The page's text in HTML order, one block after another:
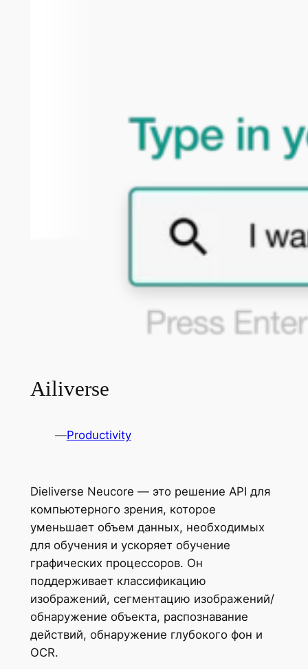
Ailiverse
—Productivity
Dieliverse Neucore — это решение API для
компьютерного зрения, которое
уменьшает объем данных, необходимых
для обучения и ускоряет обучение
графических процессоров. Он
поддерживает классификацию
изображений, сегментацию изображений/
обнаружение объекта, распознавание
действий, обнаружение глубокого фон и
OCR.